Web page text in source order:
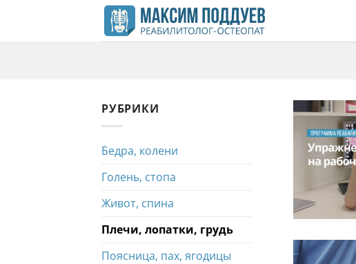
РУБРИКИ
Бедра, колени
Голень, стопа
Живот, спина
Плечи, лопатки, грудь
Поясница, пах, ягодицы